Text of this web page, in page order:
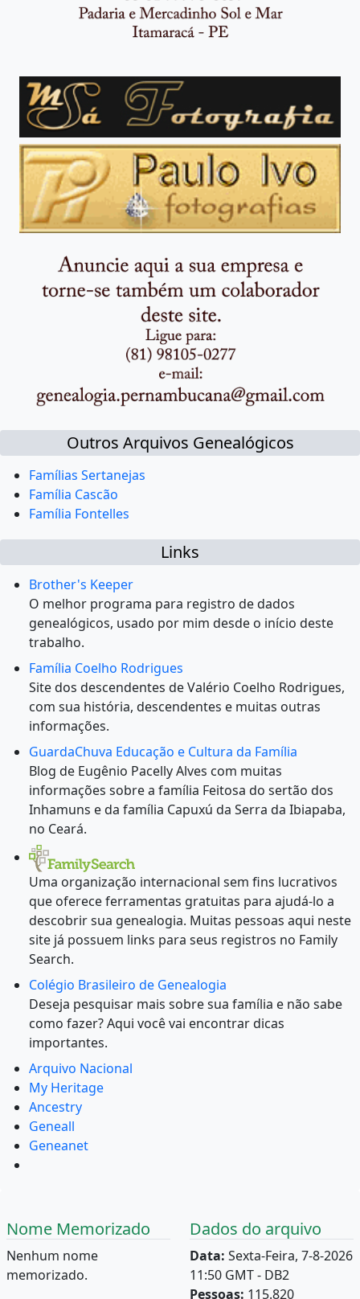
Outros Arquivos Genealógicos
Famílias Sertanejas
Família Cascão
Família Fontelles
Links
Brother's Keeper
O melhor programa para registro de dados
genealógicos, usado por mim desde o início deste
trabalho.
Família Coelho Rodrigues
Site dos descendentes de Valério Coelho Rodrigues,
com sua história, descendentes e muitas outras
informações.
GuardaChuva Educação e Cultura da Família
Blog de Eugênio Pacelly Alves com muitas
informações sobre a família Feitosa do sertão dos
Inhamuns e da família Capuxú da Serra da Ibiapaba,
no Ceará.
Uma organização internacional sem fins lucrativos
que oferece ferramentas gratuitas para ajudá-lo a
descobrir sua genealogia. Muitas pessoas aqui neste
site já possuem links para seus registros no Family
Search.
Colégio Brasileiro de Genealogia
Deseja pesquisar mais sobre sua família e não sabe
como fazer? Aqui você vai encontrar dicas
importantes.
Arquivo Nacional
My Heritage
Ancestry
Geneall
Geneanet
Nome Memorizado
Nenhum nome
memorizado.
Dados do arquivo
Data: Sexta-Feira, 7-8-2026
11:50 GMT - DB2
Pessoas: 115.820